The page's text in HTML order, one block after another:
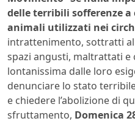
delle terribili sofferenze
animali utilizzati nei
intrattenimento, sottratti
spazi angusti, maltrattati e
lontanissima dalle loro
denunciare lo stato
e chiedere l’abolizione di
sfruttamento, Domenica